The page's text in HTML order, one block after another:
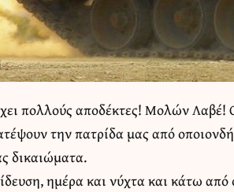
πολλούς αποδέκτες! Μολών Λαβέ!
την πατρίδα μας από
δικαιώματα.
ημέρα και νύχτα και κάτω από